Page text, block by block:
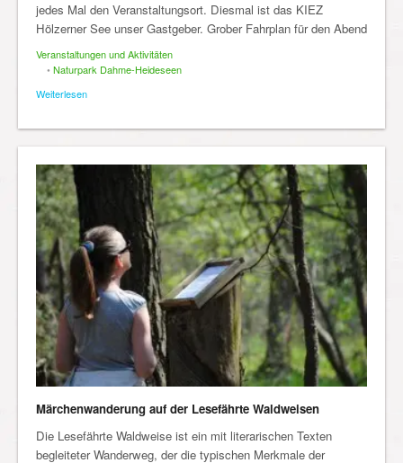
jedes Mal den Veranstaltungsort. Diesmal ist das KIEZ
Hölzerner See unser Gastgeber. Grober Fahrplan für den Abend
Veranstaltungen und Aktivitäten
• Naturpark Dahme-Heideseen
Weiterlesen
Märchenwanderung auf der Lesefährte Waldweisen
Die Lesefährte Waldweise ist ein mit literarischen Texten
begleiteter Wanderweg, der die typischen Merkmale der